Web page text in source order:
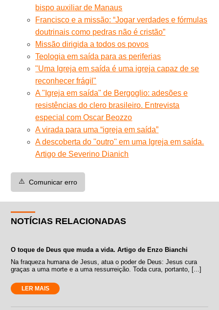
bispo auxiliar de Manaus
Francisco e a missão: “Jogar verdades e fórmulas
doutrinais como pedras não é cristão”
Missão dirigida a todos os povos
Teologia em saída para as periferias
"Uma Igreja em saída é uma igreja capaz de se
reconhecer frágil"
A "Igreja em saída" de Bergoglio: adesões e
resistências do clero brasileiro. Entrevista
especial com Oscar Beozzo
A virada para uma “igreja em saída”
A descoberta do ''outro'' em uma Igreja em saída.
Artigo de Severino Dianich
⚠️ Comunicar erro
NOTÍCIAS RELACIONADAS
O toque de Deus que muda a vida. Artigo de Enzo Bianchi
Na fraqueza humana de Jesus, atua o poder de Deus: Jesus cura
graças a uma morte e a uma ressurreição. Toda cura, portanto, [...]
LER MAIS